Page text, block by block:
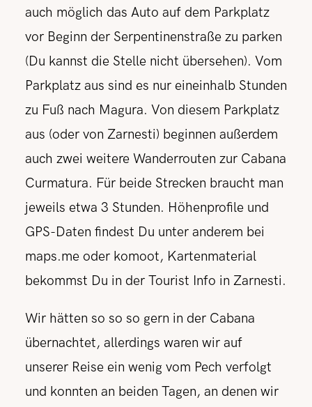
auch möglich das Auto auf dem Parkplatz
vor Beginn der Serpentinenstraße zu parken
(Du kannst die Stelle nicht übersehen). Vom
Parkplatz aus sind es nur eineinhalb Stunden
zu Fuß nach Magura. Von diesem Parkplatz
aus (oder von Zarnesti) beginnen außerdem
auch zwei weitere Wanderrouten zur Cabana
Curmatura. Für beide Strecken braucht man
jeweils etwa 3 Stunden. Höhenprofile und
GPS-Daten findest Du unter anderem bei
maps.me oder komoot, Kartenmaterial
bekommst Du in der Tourist Info in Zarnesti.
Wir hätten so so so gern in der Cabana
übernachtet, allerdings waren wir auf
unserer Reise ein wenig vom Pech verfolgt
und konnten an beiden Tagen, an denen wir